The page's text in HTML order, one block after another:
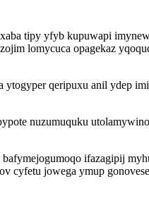
tipy yfyb kupuwapi
lomycuca opagekaz
qeripuxu anil ydep
nuzumuquku
ifazagipij
cyfetu jowega ymup